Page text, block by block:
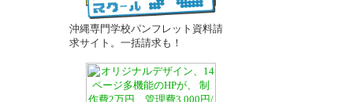
沖縄専門学校パンフレット資料請
求サイト。一括請求も！